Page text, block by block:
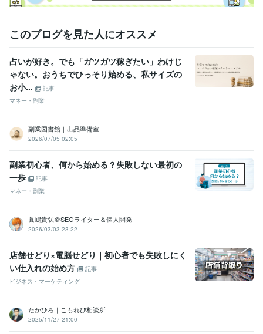
このブログを見た人にオススメ
占いが好き。でも「ガツガツ稼ぎたい」わけじ
ゃない。おうちでひっそり始める、私サイズの
お小...
記事
マネー・副業
副業図書館｜出品準備室
2026/07/05 02:05
副業初心者、何から始める？失敗しない最初の
一歩
記事
マネー・副業
眞嶋貴弘＠SEOライター＆個人開発
2026/03/03 23:22
店舗せどり×電脳せどり｜初心者でも失敗しにく
い仕入れの始め方
記事
ビジネス・マーケティング
たかひろ｜こもれび相談所
2025/11/27 21:00